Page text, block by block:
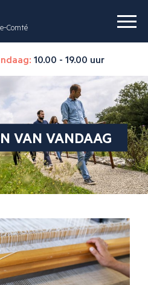
Comté
10.00 - 19.00 uur
VAN VANDAAG